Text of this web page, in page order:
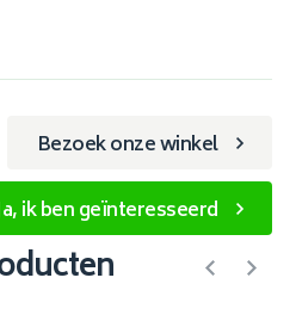
Bezoek onze winkel
ik ben geïnteresseerd